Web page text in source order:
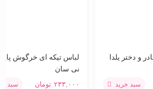
و دختر یلدا
سبد خرید
لباس تیکه ای خرگوش
نی سان
۲۳۳,۰۰۰ تومان سبد